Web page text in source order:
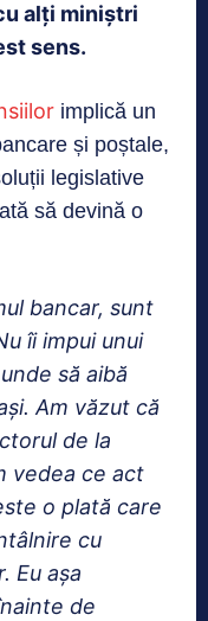
alți miniștri
sens.
implică un
și poștale,
legislative
să devină o
bancar, sunt
îi impui unui
să aibă
Am văzut că
de la
vedea ce act
o plată care
cu
Eu aşa
de